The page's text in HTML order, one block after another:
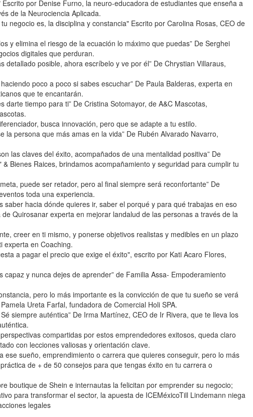
por Denise Furno, la neuro-educadora de estudiantes que enseña a
de la Neurociencia Aplicada.
negocio es, la disciplina y constancia" Escrito por Carolina Rosas, CEO de
y elimina el riesgo de la ecuación lo máximo que puedas” De Serghei
digitales que perduran.
detallado posible, ahora escríbelo y ve por él” De Chrystian Villaraus,
poco a poco si sabes escuchar” De Paula Balderas, experta en
que te encantarán.
darte tiempo para ti” De Cristina Sotomayor, de A&C Mascotas,
busca innovación, pero que se adapte a tu estilo.
la persona que más amas en la vida” De Rubén Alvarado Navarro,
las claves del éxito, acompañados de una mentalidad positiva” De
Bienes Raices, brindamos acompañamiento y seguridad para cumplir tu
puede ser retador, pero al final siempre será reconfortante” De
toda una experiencia.
saber hacia dónde quieres ir, saber el porqué y para qué trabajas en eso
Quirosanar experta en mejorar landalud de las personas a través de la
creer en ti mismo, y ponerse objetivos realistas y medibles en un plazo
experta en Coaching.
a pagar el precio que exige el éxito", escrito por Kati Acaro Flores,
y nunca dejes de aprender” de Familia Assa- Empoderamiento
pero lo más importante es la convicción de que tu sueño se verá
Ureta Farfal, fundadora de Comercial Holi SPA.
siempre auténtica” De Irma Martínez, CEO de Ir Rivera, que te lleva los
compartidas por estos emprendedores exitosos, queda claro
con lecciones valiosas y orientación clave.
ese sueño, emprendimiento o carrera que quieres conseguir, pero lo más
de + de 50 consejos para que tengas éxito en tu carrera o
boutique de Shein e internautas la felicitan por emprender su negocio;
para transformar el sector, la apuesta de ICEMéxicoTill Lindemann niega
legales